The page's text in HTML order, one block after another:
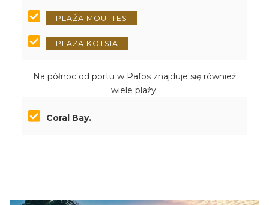
PLAŻA MOUTTES
PLAŻA KOTSIA
Na północ od portu w Pafos znajduje się również
wiele plaży:
Coral Bay.